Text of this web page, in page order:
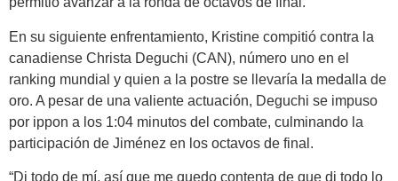
En su siguiente enfrentamiento, Kristine compitió contra la
canadiense Christa Deguchi (CAN), número uno en el
ranking mundial y quien a la postre se llevaría la medalla de
oro. A pesar de una valiente actuación, Deguchi se impuso
por ippon a los 1:04 minutos del combate, culminando la
participación de Jiménez en los octavos de final.
“Di todo de mí, así que me quedo contenta de que di todo lo